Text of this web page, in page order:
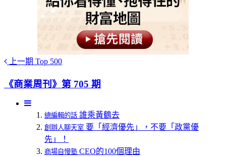
上一期 Top 500
《商業周刊》第 705 期
總編輯的話 誰乘黃鶴去
創辦人聊天室 要「經濟優先」，不要「政黨優
先」！
商場自慢塾 CEO的100個理由